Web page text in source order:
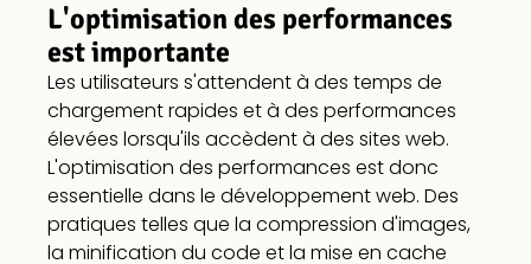
L'optimisation des performances
est importante
Les utilisateurs s'attendent à des temps de
chargement rapides et à des performances
élevées lorsqu'ils accèdent à des sites web.
L'optimisation des performances est donc
essentielle dans le développement web. Des
pratiques telles que la compression d'images,
la minification du code et la mise en cache